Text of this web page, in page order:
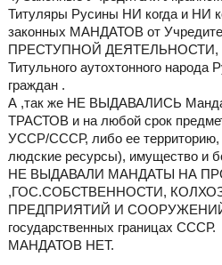
Титуляры Русины НИ когда и НИ
законных МАНДАТОВ от
ПРЕСТУПНОЙ ДЕЯТЕЛЬНОСТИ,
Титульного аутохтонного народа
граждан .
А ,так же НЕ ВЫДАВАЛИСЬ
ТРАСТОВ и на любой срок
УССР/СССР, либо ее территорию,
людские ресурсы), имущество и
НЕ ВЫДАВАЛИ МАНДАТЫ НА
,ГОС.СОБСТВЕННОСТИ,
ПРЕДПРИЯТИЙ И СООРУЖЕНИЙ
государственных границах СССР.
МАНДАТОВ НЕТ.